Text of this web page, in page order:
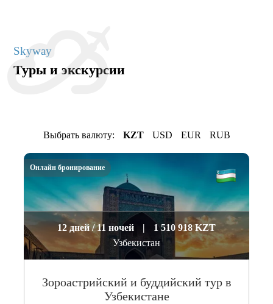
Skyway
Туры и экскурсии
Выбрать валюту: KZT USD EUR RUB
12 дней / 11 ночей |
1 510 918 KZT
Узбекистан
Зороастрийский и буддийский тур в
Узбекистане
Онлайн бронирование